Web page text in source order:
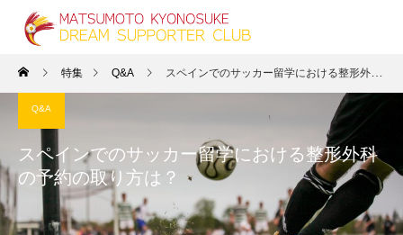
特集 Q&A スペインでのサッカー留学における整形外科の予約の取り方は？
Q&A
スペインでのサッカー留学における整形外科
の予約の取り方は？